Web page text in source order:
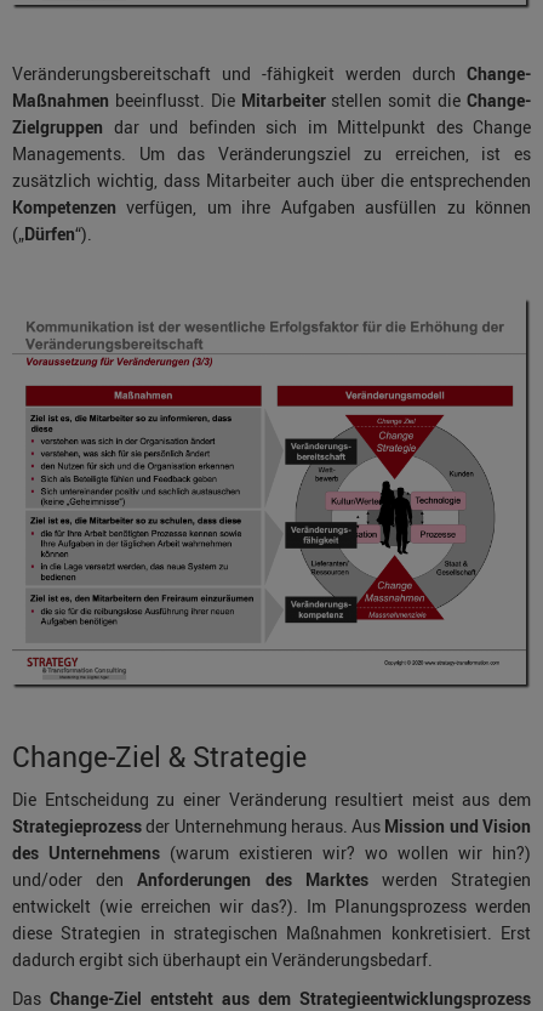
Veränderungsbereitschaft und -fähigkeit werden durch Change-
Maßnahmen beeinflusst. Die Mitarbeiterstellen somit dieChange-
Zielgruppen dar und befinden sich im Mittelpunkt des Change
Managements. Um das Veränderungsziel zu erreichen, ist es
zusätzlich wichtig, dass Mitarbeiter auch über die entsprechenden
Kompetenzen verfügen, um ihre Aufgaben ausfüllen zu können
(„Dürfen“).
Change-Ziel & Strategie
Die Entscheidung zu einer Veränderung resultiert meist aus dem
Strategieprozessder Unternehmung heraus. Aus Mission und Vision
des Unternehmens (warum existieren wir? wo wollen wir hin?)
und/oder denAnforderungen des Markteswerden Strategien
entwickelt (wie erreichen wir das?). Im Planungsprozess werden
diese Strategien in strategischen Maßnahmen konkretisiert. Erst
dadurch ergibt sich überhaupt ein Veränderungsbedarf.
Das Change-Ziel entsteht aus dem Strategieentwicklungsprozess